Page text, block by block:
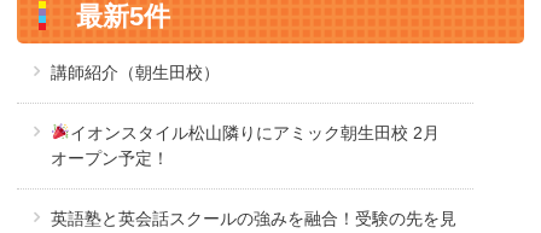
最新5件
講師紹介（朝生田校）
イオンスタイル松山隣りにアミック朝生田校 2月
オープン予定！
英語塾と英会話スクールの強みを融合！受験の先を見